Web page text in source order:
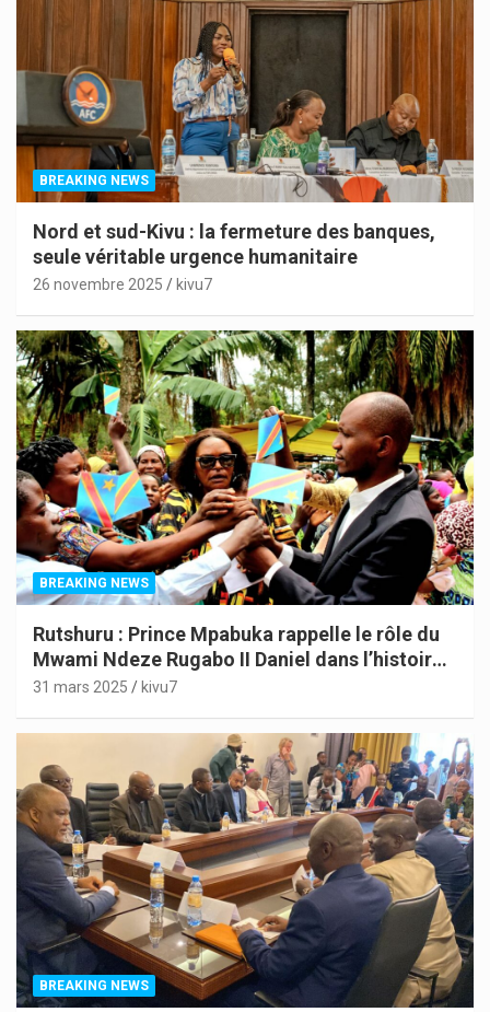
BREAKING NEWS
Nord et sud-Kivu : la fermeture des banques,
seule véritable urgence humanitaire
26 novembre 2025 kivu7
BREAKING NEWS
Rutshuru : Prince Mpabuka rappelle le rôle du
Mwami Ndeze Rugabo II Daniel dans l’histoire
de l’Indépendance du Congo
31 mars 2025 kivu7
BREAKING NEWS